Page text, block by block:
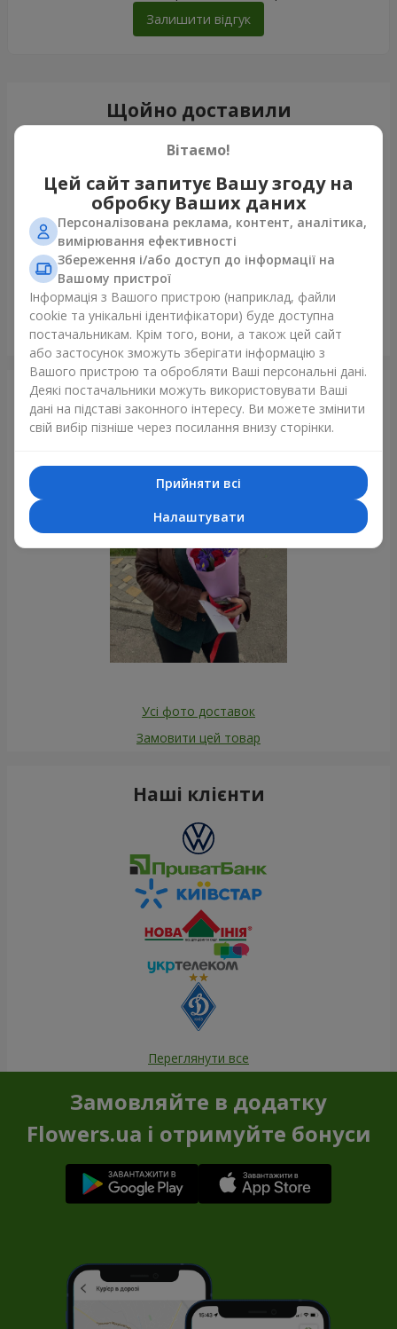
Залишити відгук
Щойно доставили
Букет "Казка мого життя"
Київ
Фотогалерея
Усі фото доставок
Замовити цей товар
Наші клієнти
Переглянути все
Замовляйте в додатку
Flowers.ua і отримуйте бонуси
Вітаємо!
Цей сайт запитує Вашу згоду на
обробку Ваших даних
Персоналізована реклама, контент, аналітика,
вимірювання ефективності
Збереження і/або доступ до інформації на
Вашому пристрої
Інформація з Вашого пристрою (наприклад, файли
cookie та унікальні ідентифікатори) буде доступна
постачальникам. Крім того, вони, а також цей сайт
або застосунок зможуть зберігати інформацію з
Вашого пристрою та обробляти Ваші персональні дані.
Деякі постачальники можуть використовувати Ваші
дані на підставі законного інтересу. Ви можете змінити
свій вибір пізніше через посилання внизу сторінки.
Прийняти всі
Налаштувати